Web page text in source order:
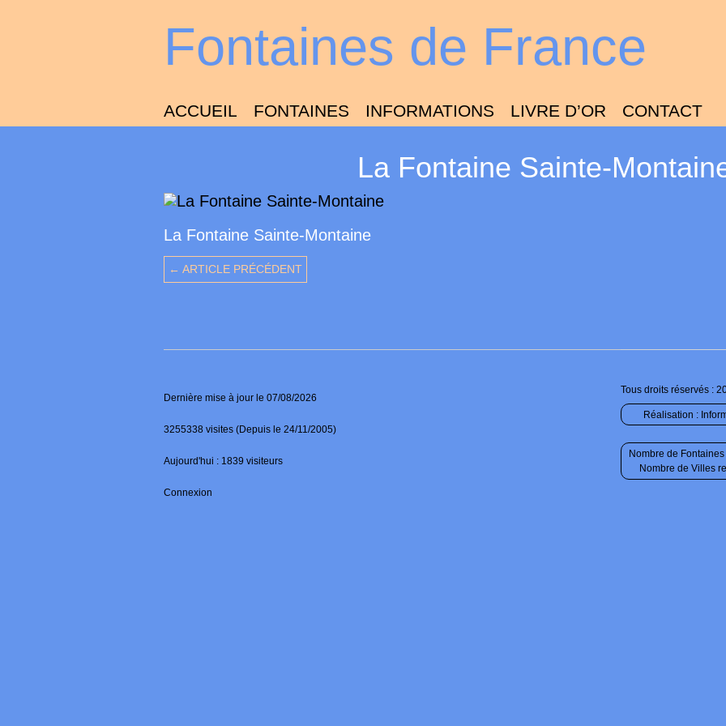
Fontaines de France
ACCUEIL FONTAINES INFORMATIONS LIVRE D’OR CONTACT
La Fontaine Sainte-
La Fontaine Sainte-Montaine
← ARTICLE PRÉCÉDENT
Dernière mise à jour le 07/08/2026
3255338 visites (Depuis le 24/11/2005)
Aujourd'hui : 1839 visiteurs
Connexion
Tous droits réservés :
Réalisation :
Nombre de
Nombre de Villes